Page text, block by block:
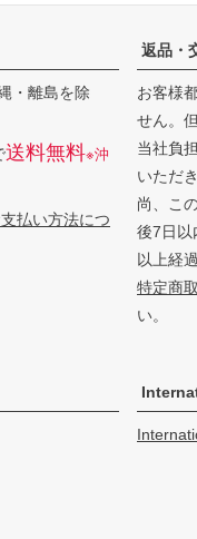
・離島を除
送料無料※沖
払い方法につ
返品・
お客様
せん。
当社負
いただ
尚、こ
後7日以
以上経
特定商
い。